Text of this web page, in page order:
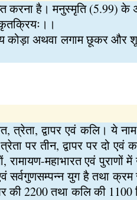
करना है। मनुस्मृति (5.99) के
कृतक्रियः।।
अथवा लगाम छूकर और
त्रेता, द्वापर एवं कलि। ये
पर तीन, द्वापर पर दो एवं
महाभारत एवं पुराणों में
सर्वगुणसम्पन्न युग है तथा
की 2200 तथा कलि की 1100